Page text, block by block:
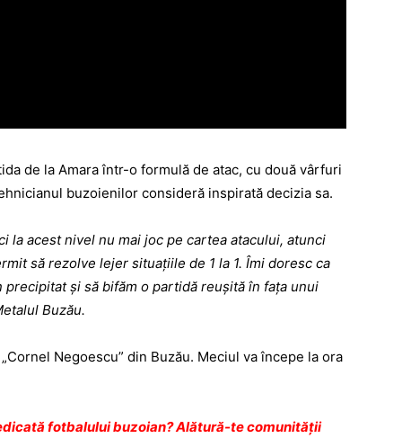
de la Amara într-o formulă de atac, cu două vârfuri
buzoienilor consideră inspirată decizia sa.
la acest nivel nu mai joc pe cartea atacului, atunci
să rezolve lejer situaţiile de 1 la 1. Îmi doresc ca
precipitat şi să bifăm o partidă reuşită în faţa unui
Buzău.
Negoescu” din Buzău. Meciul va începe la ora
fotbalului buzoian? Alătură-te comunității